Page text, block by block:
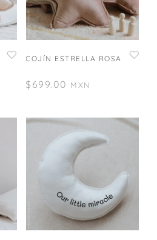
COJÍN ESTRELLA ROSA
$ 699.00 MXN